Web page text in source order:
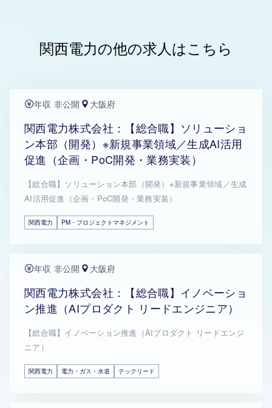
関西電力の他の求人はこちら
年収 非公開 大阪府
関西電力株式会社：【総合職】ソリューショ
ン本部（開発）※新規事業領域／生成AI活用
促進（企画・PoC開発・業務実装）
【総合職】ソリューション本部（開発）※新規事業領域／生成
AI活用促進（企画・PoC開発・業務実装）
関西電力 PM・プロジェクトマネジメント
年収 非公開 大阪府
関西電力株式会社：【総合職】イノベーショ
ン推進（AIプロダクト リードエンジニア）
【総合職】イノベーション推進（AIプロダクト リードエンジ
ニア）
関西電力 電力・ガス・水道 テックリード